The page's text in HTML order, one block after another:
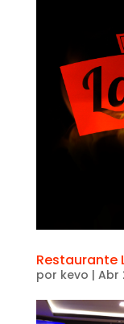
Restaurante
por kevo | Abr